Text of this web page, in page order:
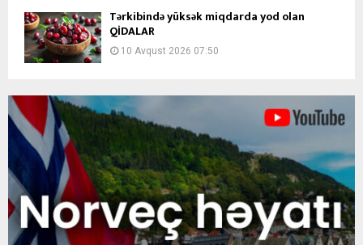
Tərkibində yüksək miqdarda yod olan
QİDALAR
10 Avqust 2026 07:50